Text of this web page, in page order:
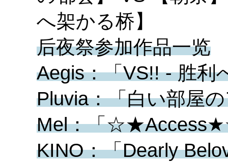
へ架かる桥】
后夜祭参加作品一览
Aegis：「VS!! - 胜利
Pluvia：「白い部屋
Mel：「
KINO：「Dearly